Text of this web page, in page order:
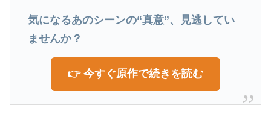
気になるあのシーンの“真意”、見逃してい
ませんか？
👉 今すぐ原作で続きを読む